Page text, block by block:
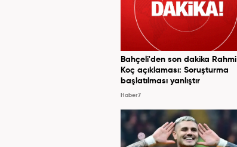
Bahçeli'den son dakika Rahmi
Koç açıklaması: Soruşturma
başlatılması yanlıştır
Haber7